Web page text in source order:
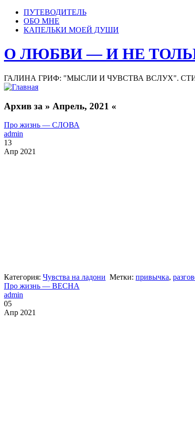
ПУТЕВОДИТЕЛЬ
ОБО МНЕ
КАПЕЛЬКИ МОЕЙ ДУШИ
О ЛЮБВИ — И НЕ
ГАЛИНА ГРИФ: "МЫСЛИ И ЧУВСТВА ВСЛУХ".
Архив за » Апрель, 2021 «
Про жизнь — СЛОВА
admin
13
Апр 2021
Категория: Чувства на ладони Метки: привычка,
Про жизнь — ВЕСНА
admin
05
Апр 2021